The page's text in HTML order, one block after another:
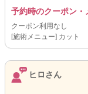
予約時のクーポン・
クーポン利用なし
[施術メニュー] カット
ヒロさん